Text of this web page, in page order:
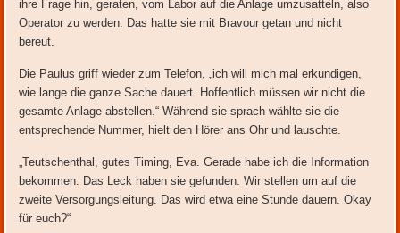
ihre Frage hin, geraten, vom Labor auf die Anlage umzusatteln, also
Operator zu werden. Das hatte sie mit Bravour getan und nicht
bereut.
Die Paulus griff wieder zum Telefon, „ich will mich mal erkundigen,
wie lange die ganze Sache dauert. Hoffentlich müssen wir nicht die
gesamte Anlage abstellen.“ Während sie sprach wählte sie die
entsprechende Nummer, hielt den Hörer ans Ohr und lauschte.
„Teutschenthal, gutes Timing, Eva. Gerade habe ich die Information
bekommen. Das Leck haben sie gefunden. Wir stellen um auf die
zweite Versorgungsleitung. Das wird etwa eine Stunde dauern. Okay
für euch?“